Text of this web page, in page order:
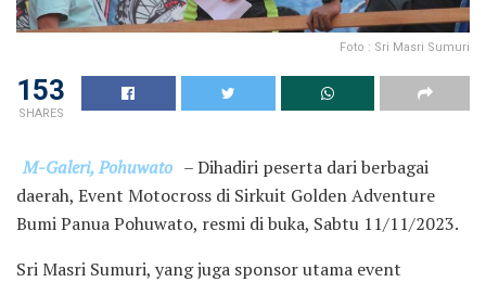
Foto : Sri Masri Sumuri
153
SHARES
M-Galeri, Pohuwato – Dihadiri peserta dari berbagai
daerah, Event Motocross di Sirkuit Golden Adventure
Bumi Panua Pohuwato, resmi di buka, Sabtu 11/11/2023.
Sri Masri Sumuri, yang juga sponsor utama event